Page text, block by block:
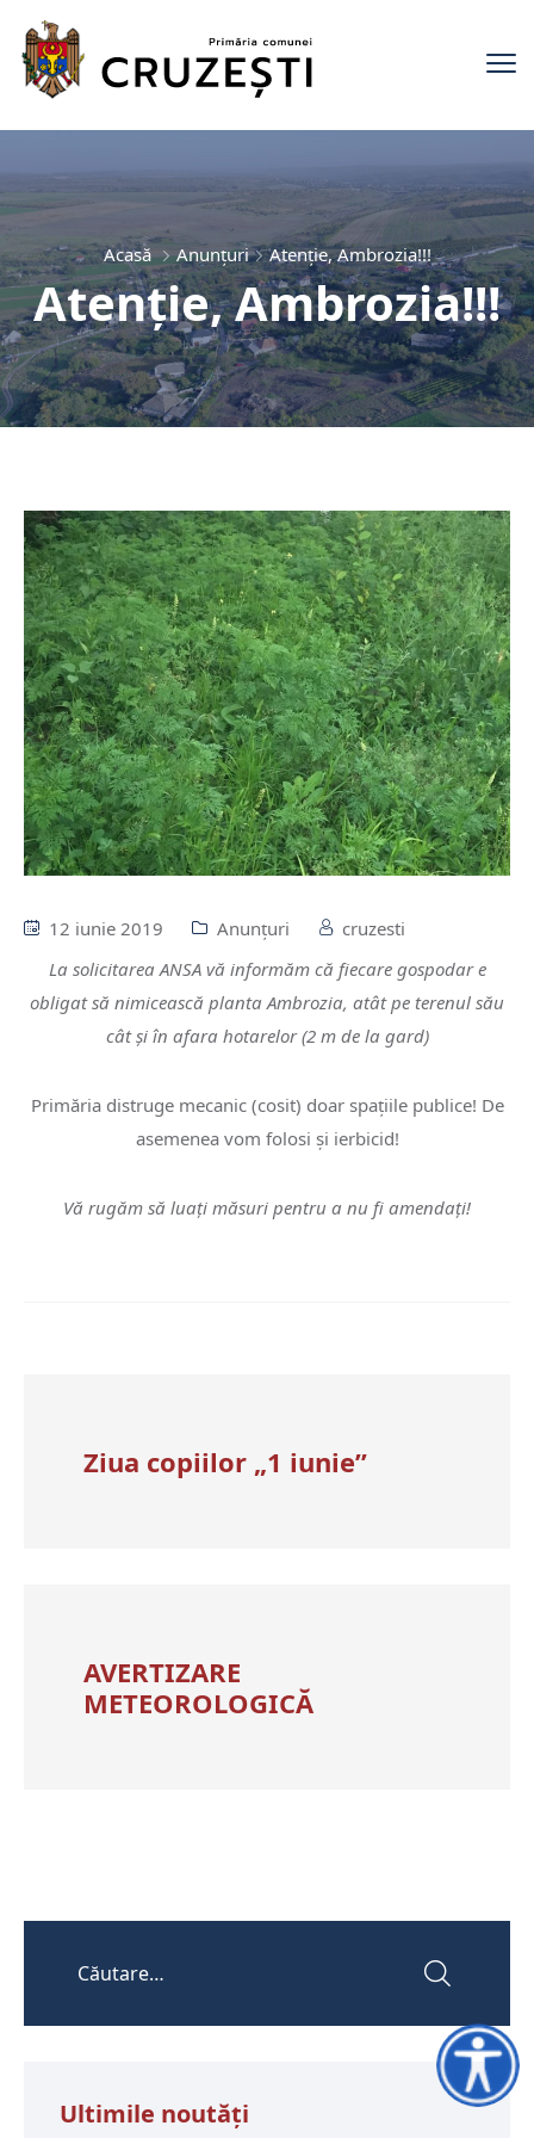
Acasă Anunţuri Atenție, Ambrozia!!!
Atenție, Ambrozia!!!
12 iunie 2019 Anunţuri
cruzesti
La solicitarea ANSA vă informăm că fiecare gospodar e
obligat să nimicească planta Ambrozia, atât pe terenul său
cât și în afara hotarelor (2 m de la gard)
Primăria distruge mecanic (cosit) doar spațiile publice! De
asemenea vom folosi și ierbicid!
Vă rugăm să luați măsuri pentru a nu fi amendați!
Ziua copiilor „1 iunie”
AVERTIZARE
METEOROLOGICĂ
Ultimile noutăţi